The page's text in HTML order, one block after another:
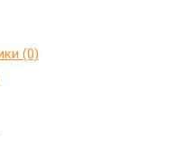
(0)